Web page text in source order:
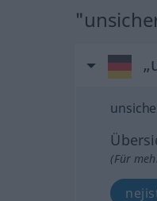
(Für